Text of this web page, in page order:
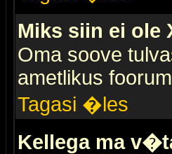
Miks siin ei
Oma soove
ametlikus
Tagasi �les
Kellega ma